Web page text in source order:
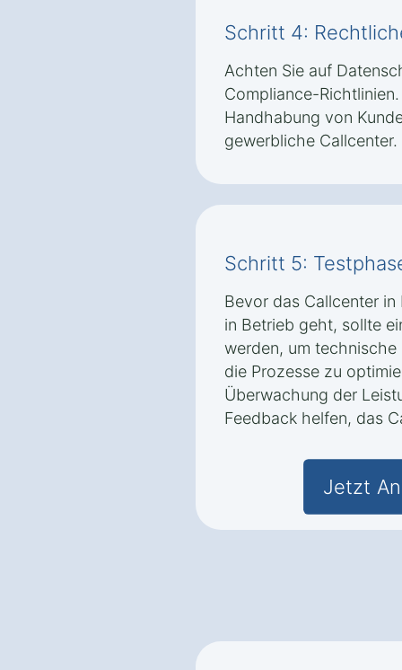
Schritt 4:
Achten Sie auf
Compliance-
Handhabung von
gewerbliche Callcenter.
Schritt 5:
Bevor das Callcenter
in Betrieb geht, sollte
werden, um
die Prozesse zu
Überwachung der
Feedback helfen, das
Jetzt